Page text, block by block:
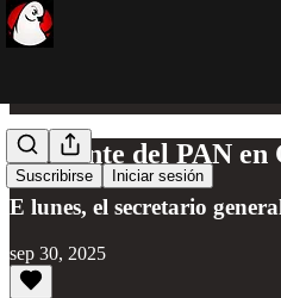
Suscribirse Iniciar sesión
Dirigente del PAN
E lunes, el secretario
sep 30, 2025